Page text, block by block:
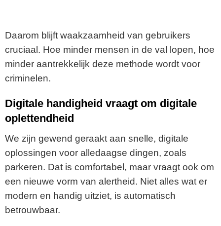
Daarom blijft waakzaamheid van gebruikers
cruciaal. Hoe minder mensen in de val lopen, hoe
minder aantrekkelijk deze methode wordt voor
criminelen.
Digitale handigheid vraagt om digitale
oplettendheid
We zijn gewend geraakt aan snelle, digitale
oplossingen voor alledaagse dingen, zoals
parkeren. Dat is comfortabel, maar vraagt ook om
een nieuwe vorm van alertheid. Niet alles wat er
modern en handig uitziet, is automatisch
betrouwbaar.